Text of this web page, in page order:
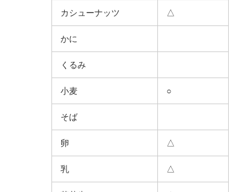
カシューナッツ △
かに
くるみ
小麦 ○
そば
卵 △
乳 △